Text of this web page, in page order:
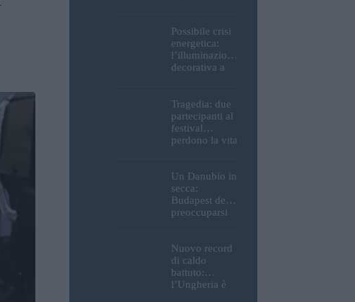
Buda e della
Cittadella
verranno
spente
Possibile crisi
energetica:
l’illuminazione
decorativa a
spenta!
Tragedia: due
partecipanti al
festival
perdono la vita
Ungheria
Un Danubio in
secca:
Budapest deve
preoccuparsi
mento idrico?
Un esperto
mette in luce
un fatto
Nuovo record
di caldo
battuto:
l’Ungheria è